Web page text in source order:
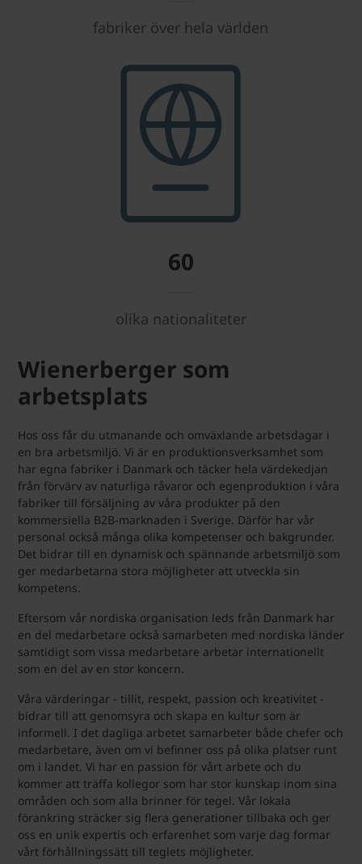
fabriker över hela världen
60
olika nationaliteter
Wienerberger som
arbetsplats
Hos oss får du utmanande och omväxlande arbetsdagar i
en bra arbetsmiljö. Vi är en produktionsverksamhet som
har egna fabriker i Danmark och täcker hela värdekedjan
från förvärv av naturliga råvaror och egenproduktion i våra
fabriker till försäljning av våra produkter på den
kommersiella B2B-marknaden i Sverige. Därför har vår
personal också många olika kompetenser och bakgrunder.
Det bidrar till en dynamisk och spännande arbetsmiljö som
ger medarbetarna stora möjligheter att utveckla sin
kompetens.
Eftersom vår nordiska organisation leds från Danmark har
en del medarbetare också samarbeten med nordiska länder
samtidigt som vissa medarbetare arbetar internationellt
som en del av en stor koncern.
Våra värderingar - tillit, respekt, passion och kreativitet -
bidrar till att genomsyra och skapa en kultur som är
informell. I det dagliga arbetet samarbeter både chefer och
medarbetare, även om vi befinner oss på olika platser runt
om i landet. Vi har en passion för vårt arbete och du
kommer att träffa kollegor som har stor kunskap inom sina
områden och som alla brinner för tegel. Vår lokala
förankring sträcker sig flera generationer tillbaka och ger
oss en unik expertis och erfarenhet som varje dag formar
vårt förhållningssätt till teglets möjligheter.